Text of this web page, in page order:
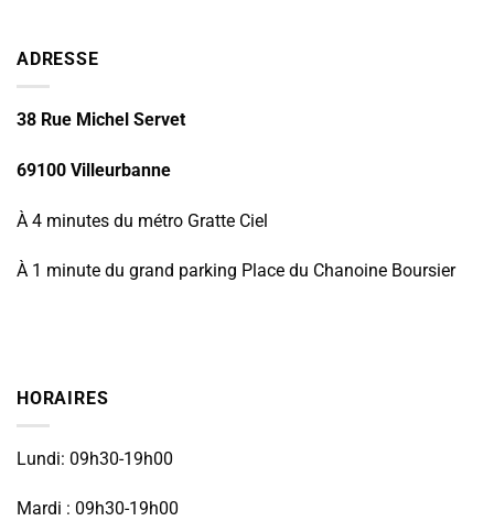
ADRESSE
38 Rue Michel Servet
69100 Villeurbanne
À 4 minutes du métro Gratte Ciel
À 1 minute du grand parking Place du Chanoine Boursier
HORAIRES
Lundi: 09h30-19h00
Mardi : 09h30-19h00